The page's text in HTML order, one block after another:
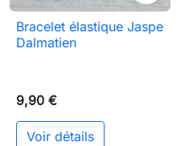
Bracelet élastique Jaspe
Dalmatien
9,90 €
Voir détails